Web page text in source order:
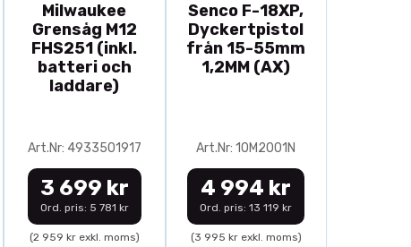
Milwaukee
Grensåg M12
FHS251 (inkl.
batteri och
laddare)
Art.Nr: 4933501917
3 699 kr
Ord. pris: 5 781 kr
(2 959 kr exkl. moms)
Senco F-18XP,
Dyckertpistol
från 15-55mm
1,2MM (AX)
Art.Nr: 10M2001N
4 994 kr
Ord. pris: 13 119 kr
(3 995 kr exkl. moms)